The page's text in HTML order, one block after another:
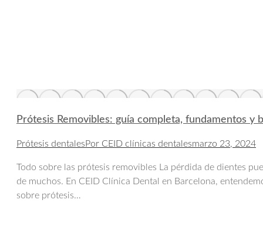
Prótesis Removibles: guía completa, fundamentos y
Prótesis dentales Por CEID clínicas dentalesmarzo 23, 2024
Todo sobre las prótesis removibles La pérdida de dientes
de muchos. En CEID Clínica Dental en Barcelona,
sobre prótesis…